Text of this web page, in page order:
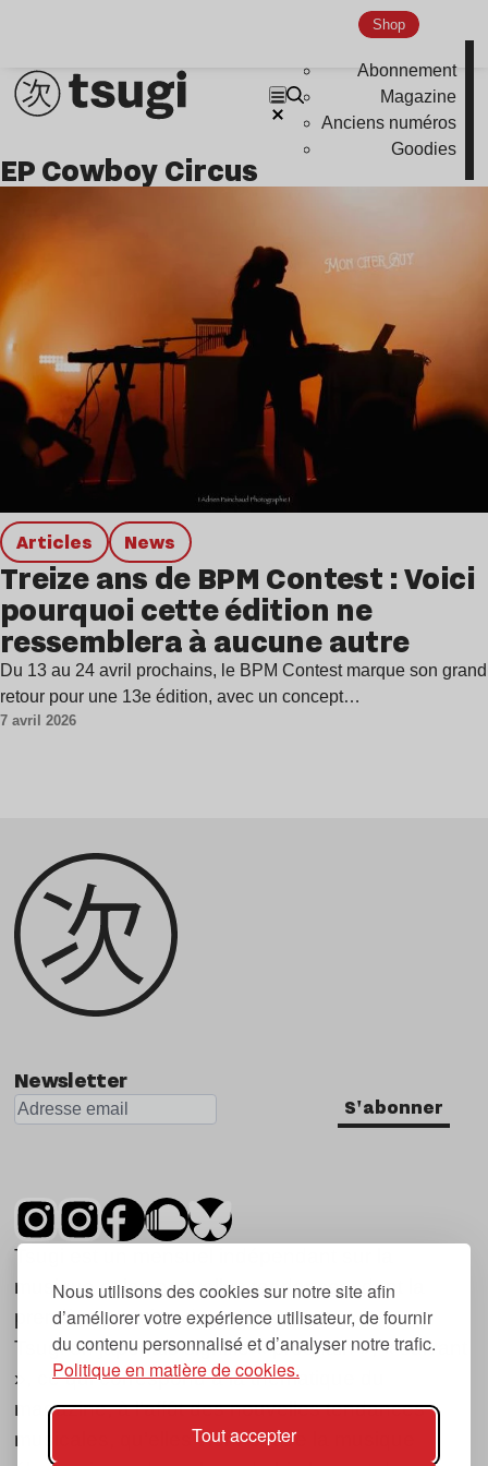
Nous utilisons des cookies sur notre site afin
d’améliorer votre expérience utilisateur, de fournir
du contenu personnalisé et d’analyser notre trafic.
Politique en matière de cookies.
Tout accepter
Shop
Abonnement
Magazine
Anciens numéros
Goodies
EP Cowboy Circus
Articles news
Treize ans de BPM Contest : Voici
pourquoi cette édition ne
ressemblera à aucune autre
Du 13 au 24 avril prochains, le BPM Contest marque son grand
retour pour une 13e édition, avec un concept…
7 avril 2026
Newsletter
S'abonner
Tsugi est un mensuel indépendant sur la
musique et les nouvelles tendances, dont la
première parution date de 2007.
Tsugi en japonais signifie « prochain », « suivant
», ce qui correspond à la thématique du
magazine, à l’affût des nouvelles tendances
musicales, qu’elles viennent de la musique